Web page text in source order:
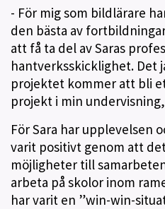
- För mig som bildlärare
den bästa av
att få ta del av Saras
hantverksskicklighet. Det
projektet kommer att bli
projekt i min
För Sara har upplevelsen
varit positivt genom att
möjligheter till
arbeta på skolor inom
har varit en ”win-win-